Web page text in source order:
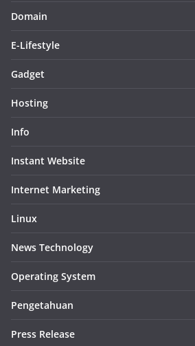
Domain
E-Lifestyle
Gadget
Hosting
Info
Instant Website
Internet Marketing
Linux
News Technology
Operating System
Pengetahuan
Press Release